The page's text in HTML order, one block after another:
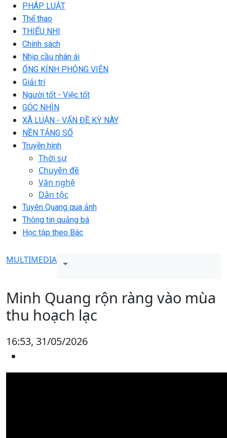
PHÁP LUẬT
Thể thao
THIẾU NHI
Chính sách
Nhịp cầu nhân ái
ỐNG KÍNH PHÓNG VIÊN
Giải trí
Người tốt - Việc tốt
GÓC NHÌN
XÃ LUẬN - VẤN ĐỀ KỲ NÀY
NỀN TẢNG SỐ
Truyền hình
Thời sự
Chuyên đề
Văn nghệ
Dân tộc
Tuyên Quang qua ảnh
Thông tin quảng bá
Học tập theo Bác
MULTIMEDIA
Minh Quang rộn ràng vào mùa
thu hoạch lạc
16:53, 31/05/2026